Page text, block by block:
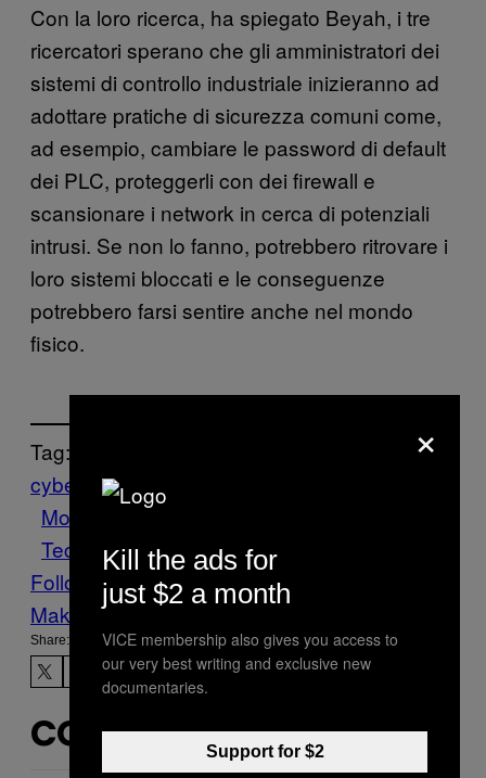
Con la loro ricerca, ha spiegato Beyah, i tre
ricercatori sperano che gli amministratori dei
sistemi di controllo industriale inizieranno ad
adottare pratiche di sicurezza comuni come,
ad esempio, cambiare le password di default
dei PLC, proteggerli con dei firewall e
scansionare i network in cerca di potenziali
intrusi. Se non lo fanno, potrebbero ritrovare i
loro sistemi bloccati e le conseguenze
potrebbero farsi sentire anche nel mondo
fisico.
Tag:
cybersecurity
Motherboard
Tecnologia
Follow Us On Discover
Make Us Preferred In Top Stories
Share:
CONTENUTI SIMILI
×
Kill the ads for
just $2 a month
VICE membership also gives you access to
our very best writing and exclusive new
documentaries.
Support for $2